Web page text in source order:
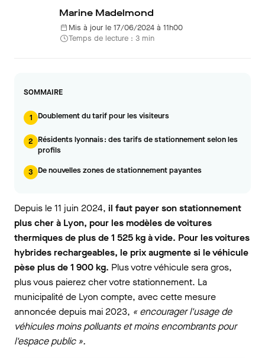
Marine Madelmond
Mis à jour le 17/06/2024 à 11h00
Temps de lecture : 3 min
SOMMAIRE
1 Doublement du tarif pour les visiteurs
2 Résidents lyonnais : des tarifs de stationnement selon les
profils
3 De nouvelles zones de stationnement payantes
Depuis le 11 juin 2024, il faut payer son stationnement
plus cher à Lyon, pour les modèles de voitures
thermiques de plus de 1 525 kg à vide. Pour les voitures
hybrides rechargeables, le prix augmente si le véhicule
pèse plus de 1 900 kg. Plus votre véhicule sera gros,
plus vous paierez cher votre stationnement. La
municipalité de Lyon compte, avec cette mesure
annoncée depuis mai 2023, « encourager l'usage de
véhicules moins polluants et moins encombrants pour
l'espace public ».